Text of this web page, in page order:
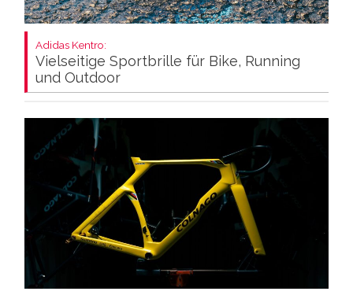
Adidas Kentro:
Vielseitige Sportbrille für Bike, Running
und Outdoor